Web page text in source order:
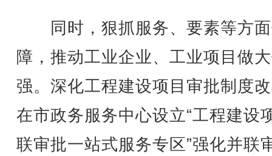
同时，狠抓服务、要素等方
障，推动工业企业、工业项目做
强。深化工程建设项目审批制度
在市政务服务中心设立“工程建设
联审批一站式服务专区”强化并联